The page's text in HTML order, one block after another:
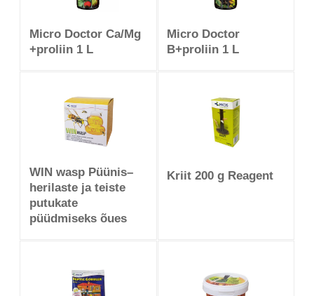
Micro Doctor Ca/Mg
+proliin 1 L
Micro Doctor
B+proliin 1 L
WIN wasp Püünis–
herilaste ja teiste
putukate
püüdmiseks õues
Kriit 200 g Reagent